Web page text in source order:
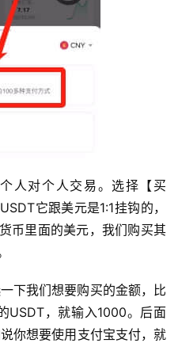
人对个人交易。选择【买
它跟美元是1:1挂钩的，
币里面的美元，我们购买其
下我们想要购买的金额，比
USDT，就输入1000。后面
你想要使用支付宝支付，就